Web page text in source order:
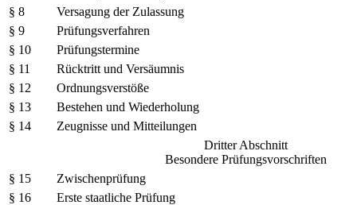
§ 8
Versagung der Zulassung
§ 9
Prüfungsverfahren
§ 10
Prüfungstermine
§ 11
Rücktritt und Versäumnis
§ 12
Ordnungsverstöße
§ 13
Bestehen und Wiederholung
§ 14
Zeugnisse und Mitteilungen
Dritter Abschnitt
Besondere Prüfungsvorschriften
§ 15
Zwischenprüfung
§ 16
Erste staatliche Prüfung